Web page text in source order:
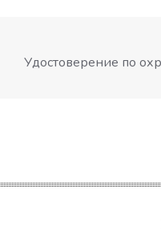
Удостоверение по